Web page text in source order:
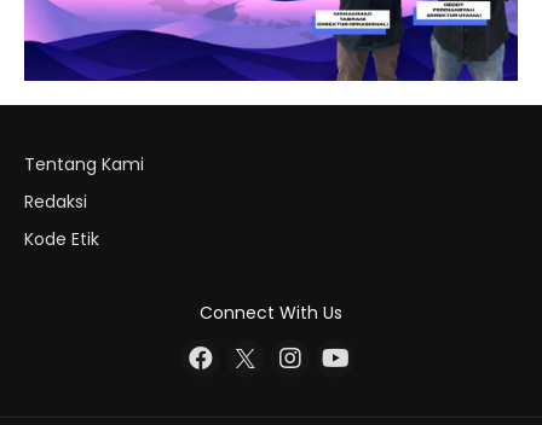
Tentang Kami
Redaksi
Kode Etik
Connect With Us